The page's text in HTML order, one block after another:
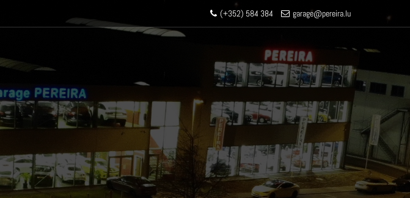
(+352) 584 384 garage@pereira.lu